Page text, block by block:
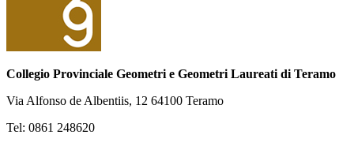
Collegio Provinciale Geometri e Geometri Laureati di Teramo
Via Alfonso de Albentiis, 12 64100 Teramo
Tel: 0861 248620